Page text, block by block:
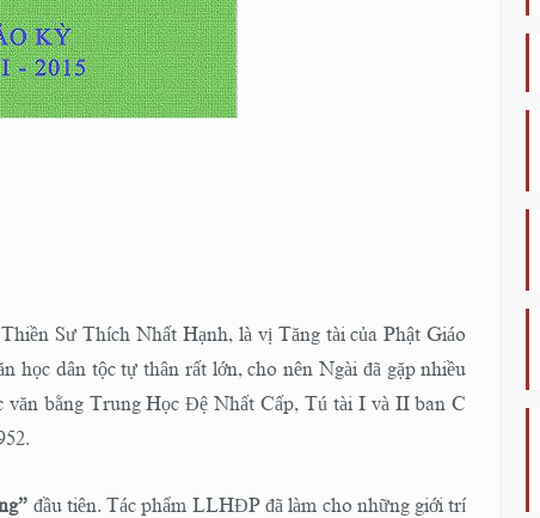
Sư Thích Nhất Hạnh, là vị Tăng tài của Phật Giáo
học dân tộc tự thân rất lớn, cho nên Ngài đã gặp nhiều
văn bằng Trung Học Đệ Nhất Cấp, Tú tài I và II ban C
đầu tiên. Tác phẩm LLHĐP đã làm cho những giới trí